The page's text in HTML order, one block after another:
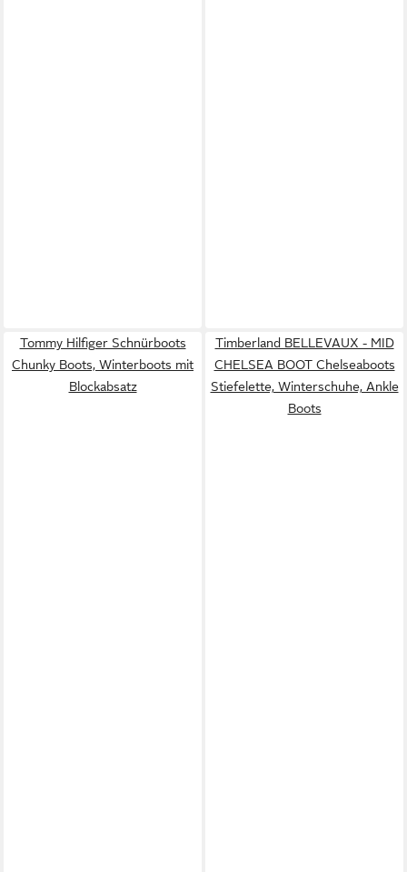
Tommy Hilfiger Schnürboots
Chunky Boots, Winterboots mit
Blockabsatz
Timberland BELLEVAUX - MID
CHELSEA BOOT Chelseaboots
Stiefelette, Winterschuhe, Ankle
Boots